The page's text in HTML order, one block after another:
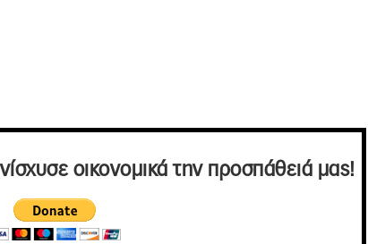
οικονομικά την προσπάθειά μας!